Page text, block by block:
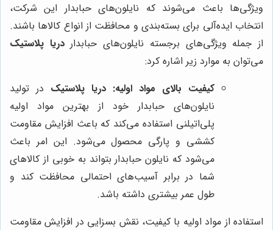
ویژگی‌ها باعث می‌شوند که نایلون‌های حبابدار این شرکت،
انتخاب ایده‌آلی برای بسته‌بندی و محافظت از انواع کالاها باشند.
از جمله ویژگی‌های برجسته نایلون‌های حبابداردریا پلاستیک
می‌توان به موارد زیر اشاره کرد:
کیفیت بالای مواد اولیه: دریا پلاستیک در تولید
نایلون‌های حبابدار خود از بهترین مواد اولیه
پلی‌اتیلنی استفاده می‌کند که باعث افزایش مقاومت
کششی و پارگی محصول می‌شود. این امر باعث
می‌شود که نایلون حبابدار بتواند به خوبی از کالاهای
شما در برابر آسیب‌های احتمالی محافظت کند و
طول عمر بیشتری داشته باشد.
استفاده از مواد اولیه با کیفیت، نقش بسزایی در افزایش مقاومت